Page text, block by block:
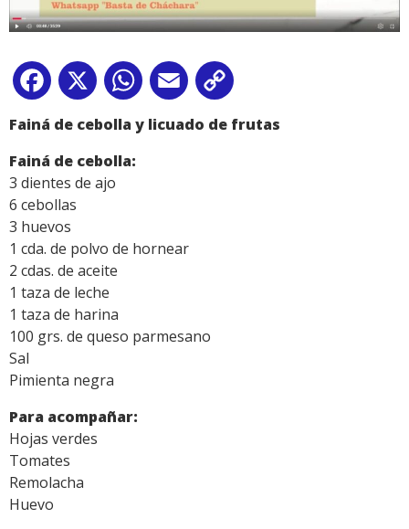
Facebook
X WhatsApp
Email
Link
Fainá de cebolla y licuado de frutas
Fainá de cebolla:
3 dientes de ajo
6 cebollas
3 huevos
1 cda. de polvo de hornear
2 cdas. de aceite
1 taza de leche
1 taza de harina
100 grs. de queso parmesano
Sal
Pimienta negra
Para acompañar:
Hojas verdes
Tomates
Remolacha
Huevo